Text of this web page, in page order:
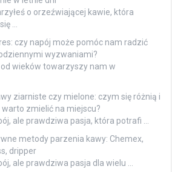
o orzeźwiającej kawie, która
…
czy napój może pomóc nam radzić
wyzwaniami?
wieków towarzyszy nam w
ziarniste czy mielone: czym się różnią i
zmielić na miejscu?
ale prawdziwa pasja, która potrafi …
metody parzenia kawy: Chemex,
dripper
ale prawdziwa pasja dla wielu …